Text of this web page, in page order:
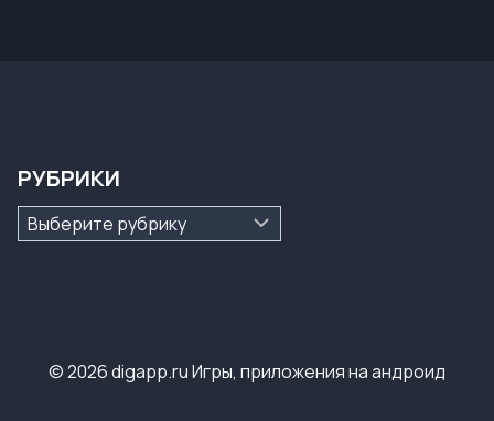
РУБРИКИ
Рубрики
© 2026 digapp.ru Игры, приложения на андроид